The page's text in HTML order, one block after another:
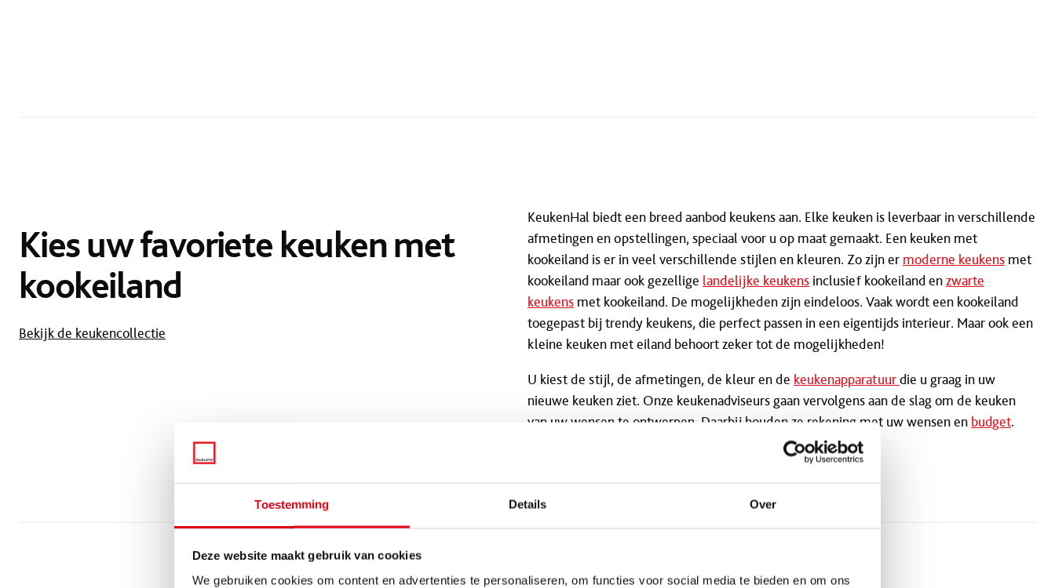
Toestemming Details Over
Deze website maakt gebruik van cookies
We gebruiken cookies om content en advertenties te personaliseren, om functies voor social media te bieden en om ons
Kies uw favoriete keuken met
kookeiland
Bekijk de keukencollectie
KeukenHal biedt een breed aanbod keukens aan. Elke keuken is leverbaar in verschillende
afmetingen en opstellingen, speciaal voor u op maat gemaakt. Een keuken met
kookeiland is er in veel verschillende stijlen en kleuren. Zo zijn er moderne keukens met
kookeiland maar ook gezellige landelijke keukens inclusief kookeiland enzwarte
keukens met kookeiland. De mogelijkheden zijn eindeloos. Vaak wordt een kookeiland
toegepast bij trendy keukens, die perfect passen in een eigentijds interieur. Maar ook een
kleine keuken met eiland behoort zeker tot de mogelijkheden!
U kiest de stijl, de afmetingen, de kleur en de keukenapparatuurdie u graag in uw
nieuwe keuken ziet. Onze keukenadviseurs gaan vervolgens aan de slag om de keuken
van uw wensen te ontwerpen. Daarbij houden ze rekening met uw wensen en budget.